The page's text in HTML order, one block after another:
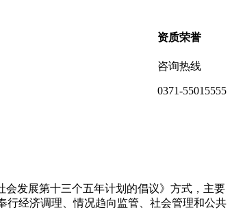
资质荣誉
咨询热线
0371-55015555
会发展第十三个五年计划的倡议》方式，主要
行经济调理、情况趋向监管、社会管理和公共